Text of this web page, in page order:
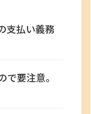
支払い義務
要注意。